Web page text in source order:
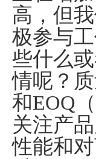
高，但
极参与
些什么
情呢？
和EOQ
关注产
性能和